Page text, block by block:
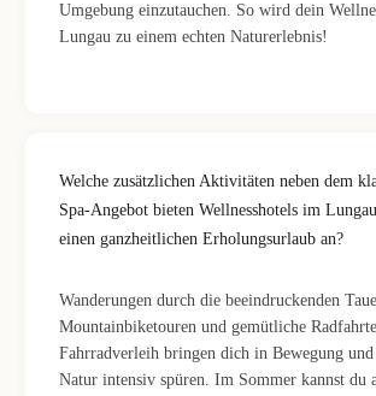
Umgebung einzutauchen. So wird dein
Lungau zu einem echten Naturerlebnis!
Welche zusätzlichen Aktivitäten neben dem
Spa-Angebot bieten Wellnesshotels im
einen ganzheitlichen Erholungsurlaub an?
Wanderungen durch die beeindruckenden
Mountainbiketouren und gemütliche
Fahrradverleih bringen dich in Bewegung und
Natur intensiv spüren. Im Sommer kannst du